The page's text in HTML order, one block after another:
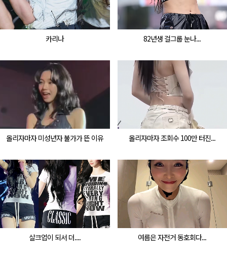
카리나 82년생 걸그룹 눈나...
올리자마자 미성년자 불가가 뜬 이유 올리자마자 조회수 100만 터진...
살크업이 되서 더.... 여름은 자전거 동호회다...